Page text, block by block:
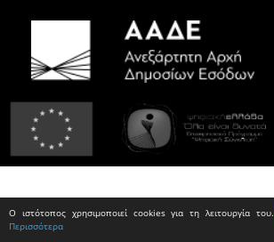
Ο ιστότοπος χρησιμοποιεί cookies για τη λειτουργία του.
Περισσότερα